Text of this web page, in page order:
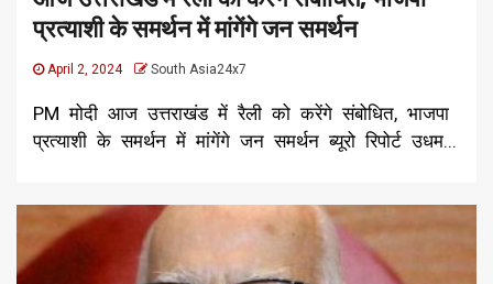
प्रत्याशी के समर्थन में मांगेंगे जन समर्थन
April 2, 2024 South Asia24x7
PM मोदी आज उत्तराखंड में रैली को करेंगे संबोधित, भाजपा
प्रत्याशी के समर्थन में मांगेंगे जन समर्थन ब्यूरो रिपोर्ट उधम...